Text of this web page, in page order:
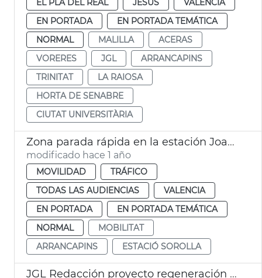
EN PORTADA
EN PORTADA TEMÁTICA
NORMAL
MALILLA
ACERAS
VORERES
JGL
ARRANCAPINS
TRINITAT
LA RAIOSA
HORTA DE SENABRE
CIUTAT UNIVERSITÀRIA
Zona parada rápida en la estación Joaquín Sorolla
modificado hace 1 año
MOVILIDAD
TRÁFICO
TODAS LAS AUDIENCIAS
VALENCIA
EN PORTADA
EN PORTADA TEMÁTICA
NORMAL
MOBILITAT
ARRANCAPINS
ESTACIÓ SOROLLA
JGL Redacción proyecto regeneración Pérez Galdós y Giorgeta